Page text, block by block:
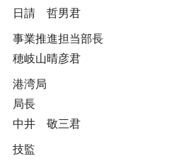
日請 哲男君
事業推進担当部長
穂岐山晴彦君
港湾局
局長
中井 敬三君
技監